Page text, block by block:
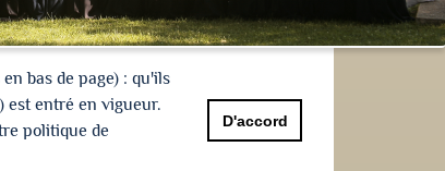
bas de page) : qu'ils
est entré en vigueur.
politique de
D'accord